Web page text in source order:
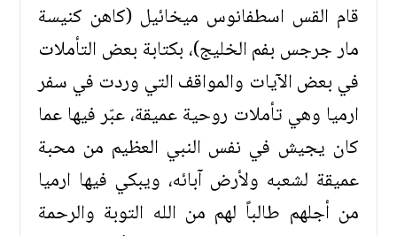
قام القس اسطفانوس ميخائيل (كاهن كنيسة
مار جرجس بفم الخليج)، بكتابة بعض التأملات
في بعض الآيات والمواقف التي وردت في سفر
ارميا وهي تأملات روحية عميقة، عبّر فيها عما
كان يجيش في نفس النبي العظيم من محبة
عميقة لشعبه ولأرض آبائه، ويبكي فيها ارميا
من أجلهم طالباً لهم من الله التوبة والرحمة